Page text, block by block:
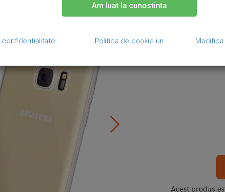
Husa ultra
cover,
Acest produs
Am luat la cunostinta
confidentialitate Politica de cookie-uri